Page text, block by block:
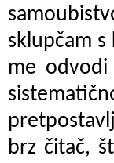
sklupčam
me
brz čitač,